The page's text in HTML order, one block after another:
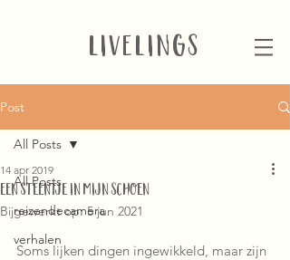
LIVELINGS
Post
All Posts
reizendecamera
verhalen
All Posts
EEN STEENTJE IN MIJN SCHOEN
14 apr 2019
Bijgewerkt op:5 jun 2021
Soms lijken dingen ingewikkeld, maar zijn